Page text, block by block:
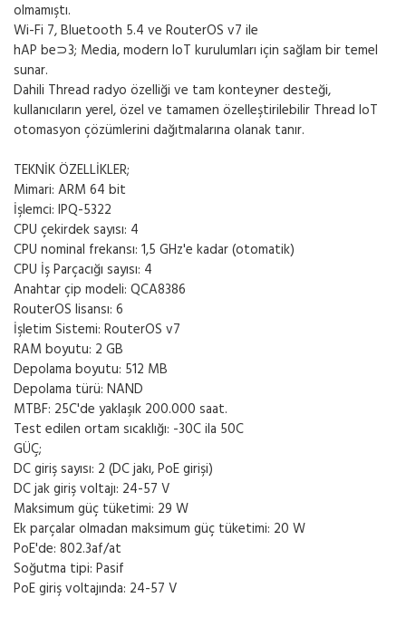
olmamıştı.
Wi-Fi 7, Bluetooth 5.4 ve RouterOS v7 ile
hAP be⊃3; Media, modern IoT kurulumları için sağlam bir temel
sunar.
Dahili Thread radyo özelliği ve tam konteyner desteği,
kullanıcıların yerel, özel ve tamamen özelleştirilebilir Thread IoT
otomasyon çözümlerini dağıtmalarına olanak tanır.
TEKNİK ÖZELLİKLER;
Mimari: ARM 64 bit
İşlemci: IPQ-5322
CPU çekirdek sayısı: 4
CPU nominal frekansı: 1,5 GHz'e kadar (otomatik)
CPU İş Parçacığı sayısı: 4
Anahtar çip modeli: QCA8386
RouterOS lisansı: 6
İşletim Sistemi: RouterOS v7
RAM boyutu: 2 GB
Depolama boyutu: 512 MB
Depolama türü: NAND
MTBF: 25C'de yaklaşık 200.000 saat.
Test edilen ortam sıcaklığı: -30C ila 50C
GÜÇ;
DC giriş sayısı: 2 (DC jakı, PoE girişi)
DC jak giriş voltajı: 24-57 V
Maksimum güç tüketimi: 29 W
Ek parçalar olmadan maksimum güç tüketimi: 20 W
PoE'de: 802.3af/at
Soğutma tipi: Pasif
PoE giriş voltajında: 24-57 V